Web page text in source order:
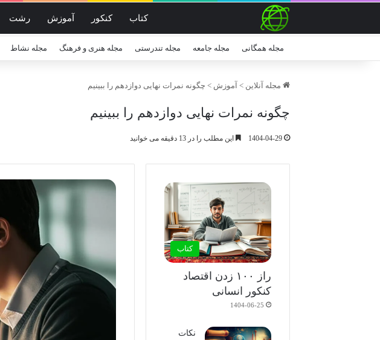
کتاب کنکور آموزش رشت
مجله همگانی مجله جامعه مجله تندرستی مجله هنری و فرهنگ مجله نشاط
مجله آنلاین > آموزش > چگونه نمرات نهایی دوازدهم را ببینیم
چگونه نمرات نهایی دوازدهم را ببینیم
1404-04-29 این مطلب را در 13 دقیقه می خوانید
کتاب
راز ۱۰۰ زدن اقتصاد
کنکور انسانی
1404-06-25
نکات